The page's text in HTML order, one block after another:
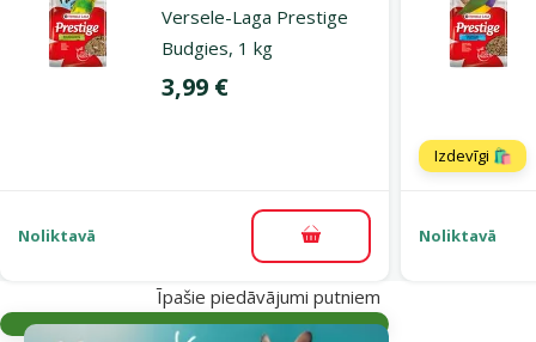
Versele-Laga Prestige
Budgies, 1 kg
Cena
3,99 €
Noliktavā Pievienot grozam
Izdevīgi 🛍️
Noliktavā
Īpašie piedāvājumi putniem